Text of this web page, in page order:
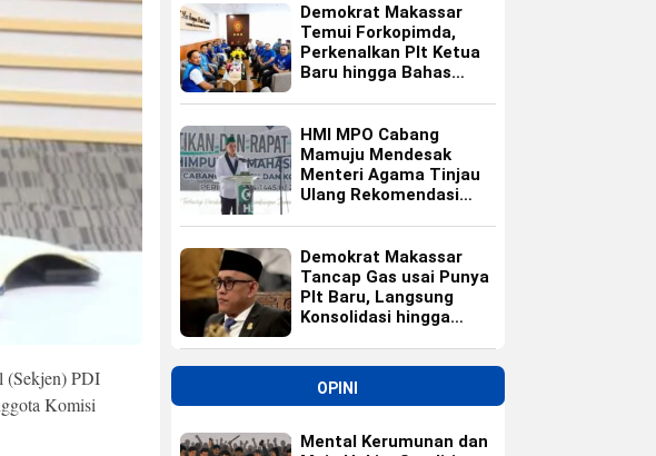
(Sekjen) PDI
Komisi
Demokrat Makassar
Temui Forkopimda,
Perkenalkan Plt Ketua
Baru hingga Bahas
HMI MPO Cabang
Mamuju Mendesak
Menteri Agama Tinjau
Ulang Rekomendasi
Demokrat Makassar
Tancap Gas usai Punya
Plt Baru, Langsung
Konsolidasi hingga
OPINI
Mental Kerumunan dan